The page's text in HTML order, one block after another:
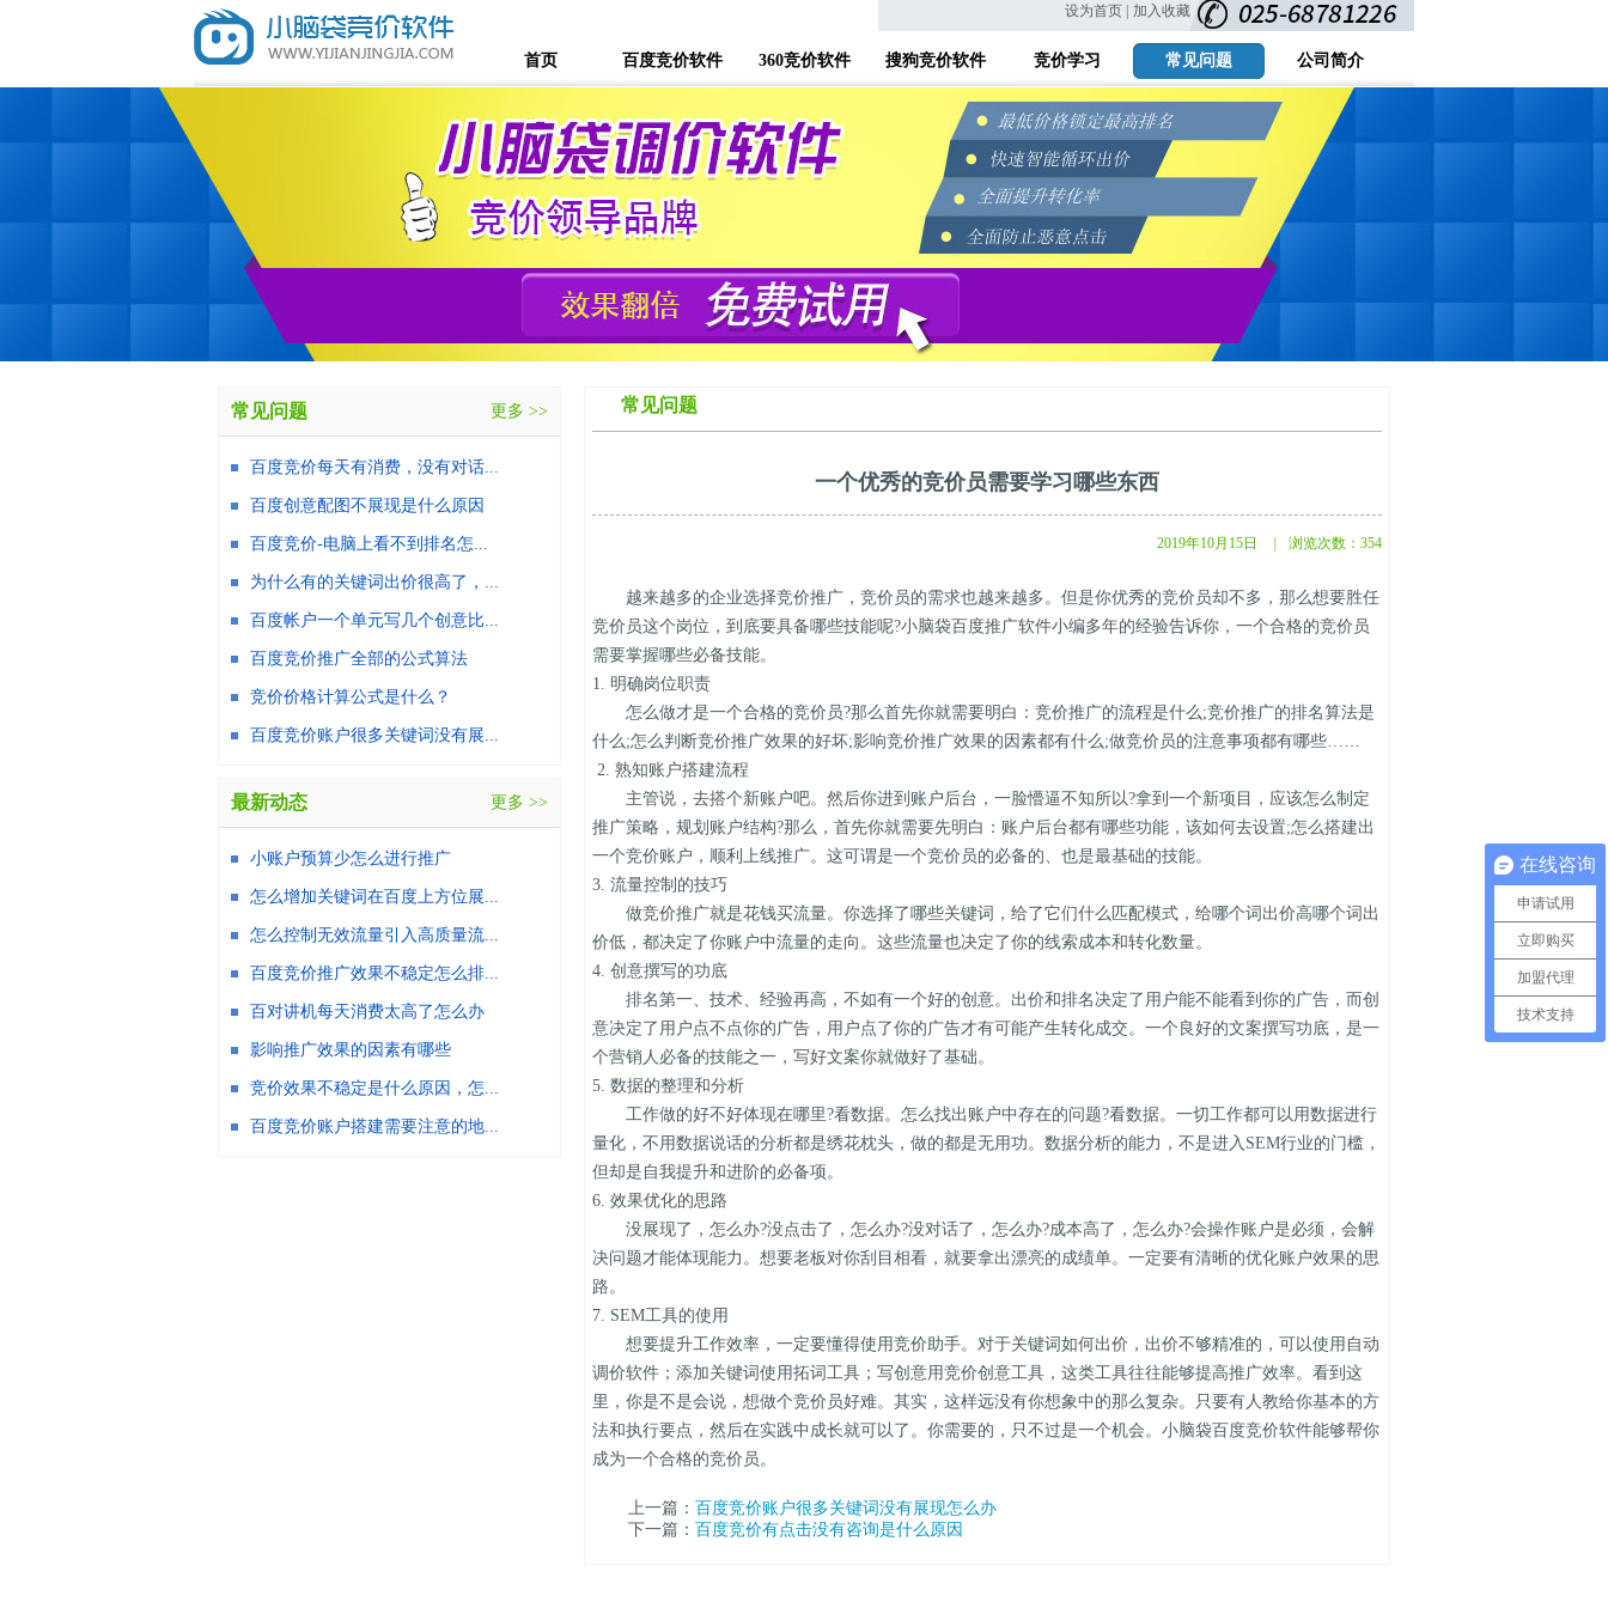
设为首页 | 加入收藏
首页 百度竞价软件 360竞价软件 搜狗竞价软件 竞价学习 常见问题 公司简介
常见问题
一个优秀的竞价员需要学习哪些东西
2019年10月15日 浏览次数： 354
越来越多的企业选择竞价推广，竞价员的需求也越来越多。但是你优秀的竞价员却不多，那么想要胜任
竞价员这个岗位，到底要具备哪些技能呢?小脑袋百度推广软件小编多年的经验告诉你，一个合格的竞价员
需要掌握哪些必备技能。
1. 明确岗位职责
怎么做才是一个合格的竞价员?那么首先你就需要明白：竞价推广的流程是什么;竞价推广的排名算法是
什么;怎么判断竞价推广效果的好坏;影响竞价推广效果的因素都有什么;做竞价员的注意事项都有哪些……
2. 熟知账户搭建流程
主管说，去搭个新账户吧。然后你进到账户后台，一脸懵逼不知所以?拿到一个新项目，应该怎么制定
推广策略，规划账户结构?那么，首先你就需要先明白：账户后台都有哪些功能，该如何去设置;怎么搭建出
一个竞价账户，顺利上线推广。这可谓是一个竞价员的必备的、也是最基础的技能。
3. 流量控制的技巧
做竞价推广就是花钱买流量。你选择了哪些关键词，给了它们什么匹配模式，给哪个词出价高哪个词出
价低，都决定了你账户中流量的走向。这些流量也决定了你的线索成本和转化数量。
4. 创意撰写的功底
排名第一、技术、经验再高，不如有一个好的创意。出价和排名决定了用户能不能看到你的广告，而创
意决定了用户点不点你的广告，用户点了你的广告才有可能产生转化成交。一个良好的文案撰写功底，是一
个营销人必备的技能之一，写好文案你就做好了基础。
5. 数据的整理和分析
工作做的好不好体现在哪里?看数据。怎么找出账户中存在的问题?看数据。一切工作都可以用数据进行
量化，不用数据说话的分析都是绣花枕头，做的都是无用功。数据分析的能力，不是进入SEM行业的门槛，
但却是自我提升和进阶的必备项。
6. 效果优化的思路
没展现了，怎么办?没点击了，怎么办?没对话了，怎么办?成本高了，怎么办?会操作账户是必须，会解
决问题才能体现能力。想要老板对你刮目相看，就要拿出漂亮的成绩单。一定要有清晰的优化账户效果的思
路。
7. SEM工具的使用
想要提升工作效率，一定要懂得使用竞价助手。对于关键词如何出价，出价不够精准的，可以使用自动
调价软件；添加关键词使用拓词工具；写创意用竞价创意工具，这类工具往往能够提高推广效率。看到这
里，你是不是会说，想做个竞价员好难。其实，这样远没有你想象中的那么复杂。只要有人教给你基本的方
法和执行要点，然后在实践中成长就可以了。你需要的，只不过是一个机会。小脑袋百度竞价软件能够帮你
成为一个合格的竞价员。
上一篇： 百度竞价账户很多关键词没有展现怎么办
下一篇： 百度竞价有点击没有咨询是什么原因
常见问题 更多 >>
百度竞价每天有消费，没有对话...
百度创意配图不展现是什么原因
百度竞价-电脑上看不到排名怎...
为什么有的关键词出价很高了，...
百度帐户一个单元写几个创意比...
百度竞价推广全部的公式算法
竞价价格计算公式是什么？
百度竞价账户很多关键词没有展...
最新动态 更多 >>
小账户预算少怎么进行推广
怎么增加关键词在百度上方位展...
怎么控制无效流量引入高质量流...
百度竞价推广效果不稳定怎么排...
百对讲机每天消费太高了怎么办
影响推广效果的因素有哪些
竞价效果不稳定是什么原因，怎...
百度竞价账户搭建需要注意的地...
在线咨询
申请试用
立即购买
加盟代理
技术支持